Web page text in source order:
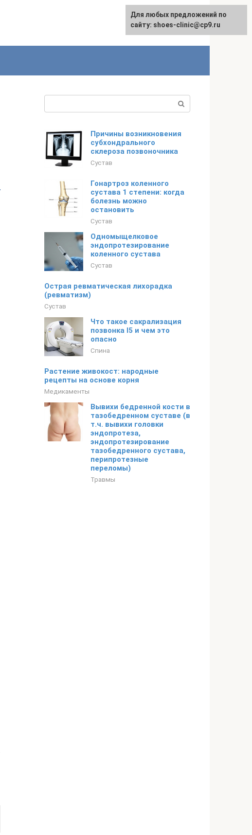
Причины возникновения
субхондрального
склероза позвоночника
Сустав
Гонартроз коленного
сустава 1 степени: когда
болезнь можно
остановить
Сустав
Одномыщелковое
эндопротезирование
коленного сустава
Сустав
Острая ревматическая лихорадка
(ревматизм)
Сустав
Что такое сакрализация
позвонка l5 и чем это
опасно
Спина
Растение живокост: народные
рецепты на основе корня
Медикаменты
Вывихи бедренной кости в
тазобедренном суставе (в
т.ч. вывихи головки
эндопротеза,
эндопротезирование
тазобедренного сустава,
перипротезные
переломы)
Травмы
Для любых предложений по
сайту: shoes-clinic@cp9.ru